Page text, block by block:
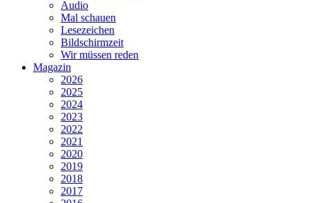
Audio
Mal schauen
Lesezeichen
Bildschirmzeit
Wir müssen reden
Magazin
2026
2025
2024
2023
2022
2021
2020
2019
2018
2017